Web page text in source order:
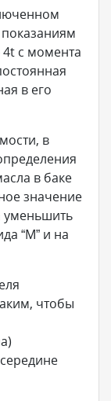
4t c момента
в его
в
в баке
значение
уменьшить
“М” и на
чтобы